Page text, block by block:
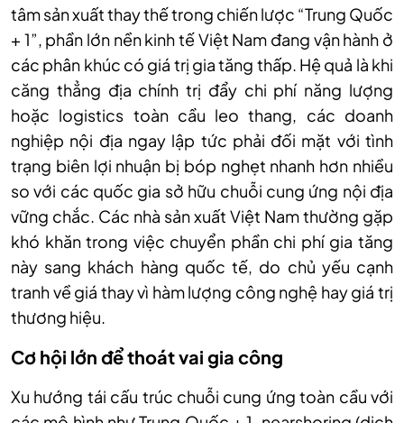
tâm sản xuất thay thế trong chiến lược “Trung Quốc
+ 1”, phần lớn nền kinh tế Việt Nam đang vận hành ở
các phân khúc có giá trị gia tăng thấp. Hệ quả là khi
căng thẳng địa chính trị đẩy chi phí năng lượng
hoặc logistics toàn cầu leo thang, các doanh
nghiệp nội địa ngay lập tức phải đối mặt với tình
trạng biên lợi nhuận bị bóp nghẹt nhanh hơn nhiều
so với các quốc gia sở hữu chuỗi cung ứng nội địa
vững chắc. Các nhà sản xuất Việt Nam thường gặp
khó khăn trong việc chuyển phần chi phí gia tăng
này sang khách hàng quốc tế, do chủ yếu cạnh
tranh về giá thay vì hàm lượng công nghệ hay giá trị
thương hiệu.
Cơ hội lớn để thoát vai gia công
Xu hướng tái cấu trúc chuỗi cung ứng toàn cầu với